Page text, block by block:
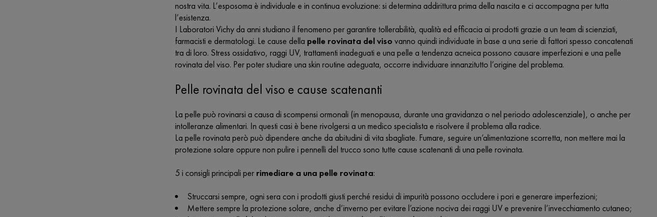
nostra vita. L’esposoma è individuale e in continua evoluzione: si determina addirittura prima della nascita e ci accompagna per tutta
l’esistenza.
I Laboratori Vichy da anni studiano il fenomeno per garantire tollerabilità, qualità ed efficacia ai prodotti grazie a un team di scienziati,
farmacisti e dermatologi. Le cause della pelle rovinata del viso vanno quindi individuate in base a una serie di fattori spesso concatenati
tra di loro. Stress ossidativo, raggi UV, trattamenti inadeguati e una pelle a tendenza acneica possono causare imperfezioni e una pelle
rovinata del viso. Per poter studiare una skin routine adeguata, occorre individuare innanzitutto l’origine del problema.
Pelle rovinata del viso e cause scatenanti
La pelle può rovinarsi a causa di scompensi ormonali (in menopausa, durante una gravidanza o nel periodo adolescenziale), o anche per
intolleranze alimentari. In questi casi è bene rivolgersi a un medico specialista e risolvere il problema alla radice.
La pelle rovinata però può dipendere anche da abitudini di vita sbagliate. Fumare, seguire un’alimentazione scorretta, non mettere mai la
protezione solare oppure non pulire i pennelli del trucco sono tutte cause scatenanti di una pelle rovinata.
5 i consigli principali per rimediare a una pelle rovinata:
Struccarsi sempre, ogni sera con i prodotti giusti perché residui di impurità possono occludere i pori e generare imperfezioni;
Mettere sempre la protezione solare, anche d’inverno per evitare l’azione nociva dei raggi UV e prevenire l’invecchiamento cutaneo;